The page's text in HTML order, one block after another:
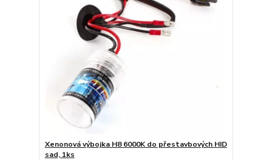
Xenonová výbojka H8 6000K do přestavbových HID
sad, 1ks